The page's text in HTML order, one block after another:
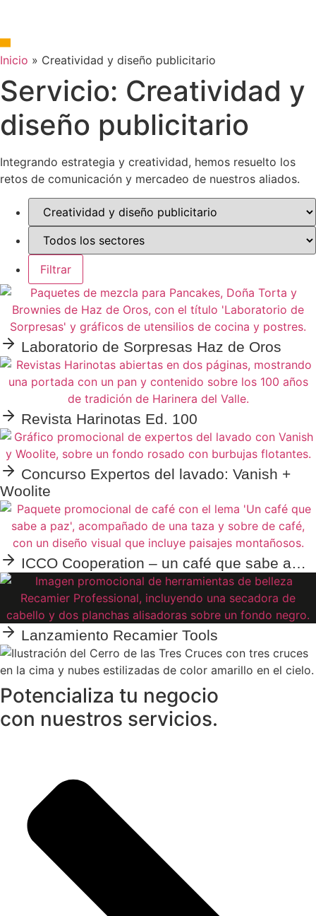
Inicio » Creatividad y diseño publicitario
Servicio: Creatividad y
diseño publicitario
Integrando estrategia y creatividad, hemos resuelto los
retos de comunicación y mercadeo de nuestros aliados.
Laboratorio de Sorpresas Haz de Oros
Revista Harinotas Ed. 100
Concurso Expertos del lavado: Vanish +
Woolite
ICCO Cooperation – un café que sabe a…
Lanzamiento Recamier Tools
Potencializa tu negocio
con nuestros servicios.